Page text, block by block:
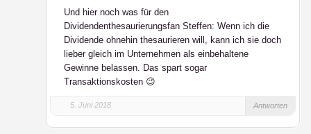
Und hier noch was für den
Dividendenthesaurierungsfan Steffen: Wenn ich die
Dividende ohnehin thesaurieren will, kann ich sie doch
lieber gleich im Unternehmen als einbehaltene
Gewinne belassen. Das spart sogar
Transaktionskosten 😉
5. Juni 2018 Antworten